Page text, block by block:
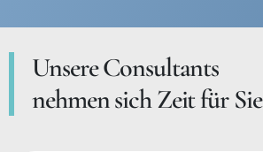
Unsere Consultants
nehmen sich Zeit für Sie